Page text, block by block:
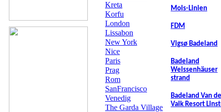
Kreta
Korfu
London
Lissabon
New York
Nice
Paris
Prag
Rom
SanFrancisco
Venedig
The Garda Village
Mols-Linien
FDM
Vigsø Badeland
Badeland
Weissenhäuser
strand
Badeland Van
Valk Resort